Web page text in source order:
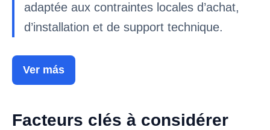
adaptée aux contraintes locales d’achat,
d’installation et de support technique.
Ver más
Facteurs clés à considérer